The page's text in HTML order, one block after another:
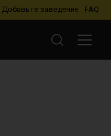
Добавьте заведение FAQ